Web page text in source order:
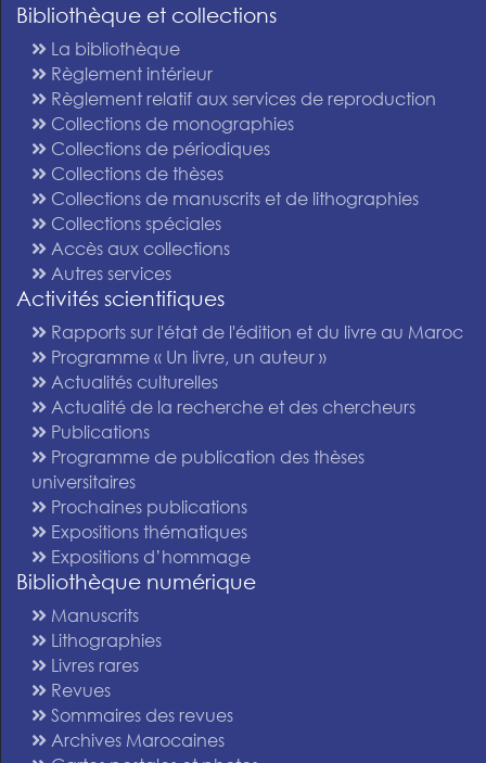
Bibliothèque et collections
La bibliothèque
Règlement intérieur
Règlement relatif aux services de reproduction
Collections de monographies
Collections de périodiques
Collections de thèses
Collections de manuscrits et de lithographies
Collections spéciales
Accès aux collections
Autres services
Activités scientifiques
Rapports sur l'état de l'édition et du livre au Maroc
Programme « Un livre, un auteur »
Actualités culturelles
Actualité de la recherche et des chercheurs
Publications
Programme de publication des thèses
universitaires
Prochaines publications
Expositions thématiques
Expositions d’hommage
Bibliothèque numérique
Manuscrits
Lithographies
Livres rares
Revues
Sommaires des revues
Archives Marocaines